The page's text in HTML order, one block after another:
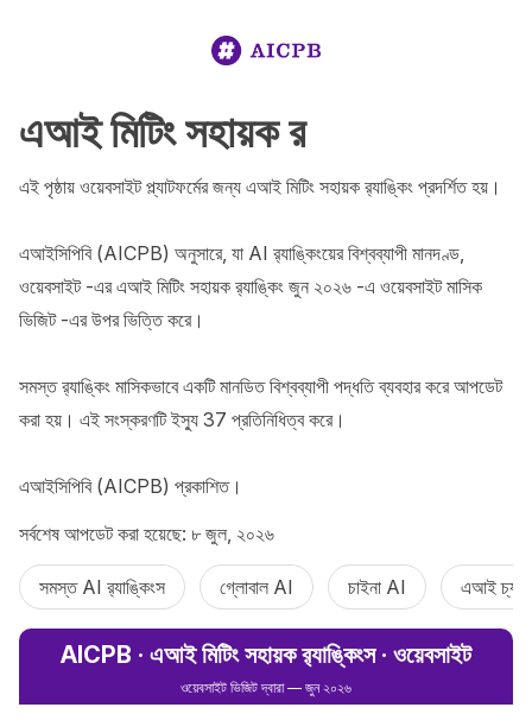
এআই মিটিং সহায়ক র‌‍‍‍‍‍‍‍‍‍‍‍‍‍‍‍‍‍‍‍‍‍‍‍‍‍‍‍‍‍‍‍‍‍‍‍‍‍‍‍‍‍‍‍‍‍‍‍‍‍‍‍‍‍‍‍‍‍‍‍‍‍‍‍‍‍‍‍‍‍‍‍‍‍‍‍‍‍‍‍‍‍‍‍‍‍‍‍‍‍‍‍‍‍‍‍‍‍‍‍‍‍‍‍‍‍‍‍‍‍‍‍‍‍‍‍‍‍‍‍‍‍‍‍‍‍‍‍‍‍‍‍‍‍‍‍‍‍‍‍‍‍‍‍‍‍‍‍‍‍‍‍‍‍‍‍‍‍‍‍‍‍‍‍‍‍‍‍‍‍‍‍‍‍‍‍‍‍‍‍‍‍‍‍‍‍‍‍‍‍‍‍‍‍‍‍‍‍‍‍‍‍‍‍‍‍‍‍‍‍‍‍‍‍‍‍‍‍‍‍‍‍‍‍‍‍‍‍‍‍‍‍‍‍‍‍‍‍‍‍‍‍‍‍‍‍‍‍‍‍‍‍‍‍‍‍‍‍‍‍‍‍‍‍‍‍‍‍‍‍‍‍‍‍‍‍‍‍‍‍‍‍‍‍‍‍‍‍‍‍‍‍‍‍‍‍‍‍‍‍‍‍‍‍‍‍‍‍‍‍‍‍‍‍‍‍‍‍‍‍‍‍‍‍‍‍‍‍‍‍‍‍‍‍‍‍‍‍‍‍‍‍‍‍‍‍‍‍‍‍‍‍‍‍‍‍‍‍‍‍‍‍‍‍‍‍‍‍‍‍‍‍‍‍‍‍‍‍‍‍‍‍‍‍‍‍‍‍‍‍‍‍‍‍‍‍‍‍‍‍‍‍‍‍‍‍‍‍‍‍‍‍‍‍‍‍‍‍‍‍‍‍‍‍‍‍‍‍‍‍‍‍‍‍‍‍‍‍‍‍‍‍‍‍‍‍‍‍‍‍‍‍‍‍‍‍‍‍‍‍‍‍‍‍‍‍‍‍‍‍‍‍‍‍‍‍‍‍‍‍‍‍‍‍‍‍‍‍‍‍‍‍‍‍‍‍‍‍‍‍‍‍‍‍‍‍‍‍‍‍‍‍‍‍‍‍‍‍‍‍‍‍‍‍‍‍‍‍‍‍‍‍‍‍‍‍‍‍‍‍‍‍‍‍‍‍‍‍‍‍‍‍‍‍‍‍‍‍‍‍‍‍‍‍‍‍‍‍‍‍‍‍‍‍‍‍‍‍‍‍‍‍‍‍‍‍‍‍‍‍‍‍‍‍‍‍‍‍‍‍‍‍‍‍‍‍‍‍‍‍‍‍‍‍‍‍‍‍‍‍‍‍‍‍‍‍‍‍‍‍‍‍‍‍‍‍‍‍‍‍‍‍‍‍‍‍‍‍‍‍‍‍‍‍‍‍‍‍‍‍‍‍‍‍‍‍‍‍‍‍‍‍‍‍‍‍‍‍‍‍‍‍‍‍‍‍‍‍‍‍‍‍‍‍‍‍‍‍‍‍‍‍‍‍‍‍‍‍‍‍‍‍‍‍‍‍‍‍‍‍‍‍‍‍‍‍‍‍‍‍‍‍‍‍‍‍‍‍‍‍‍‍‍‍‍‍‍‍‍‍‍‍‍‍‍‍‍‍‍‍‍‍‍‍‍‍‍‍‍‍‍‍‍‍‍‍‍‍‍‍‍‍‍‍‍‍‍‍‍‍‍‍‍‍‍‍‍‍‍‍‍‍‍‍‍‍‍‍‍‍‍‍‍‍‍‍‍‍‍‍‍‍‍‍‍‍‍‍‍‍‍‍‍‍‍‍‍‍‍‍‍‍‍‍‍‍‍‍‍‍‍‍‍‍‍‍‍‍‍‍‍‍‍‍‍‍‍‍‍‍‍‍‍‍‍‍‍‍‍‍‍‍‍‍‍‍‍‍‍‍‍‍‍‍‍‍‍‍‍‍‍‍‍‍‍‍‍‍‍‍‍‍‍‍‍‍‍‍‍‍‍‍‍‍‍‍‍‍‍‍‍‍‍‍‍‍‍‍‍‍‍‍‍‍‍‍‍‍‍‍‍‍‍‍‍‍‍‍‍‍‍‍‍‍‍‍‍‍‍‍‍‍‍‍‍‍‍‍‍‍‍‍‍‍‍‍‍‍‍‍‍‍‍‍‍‍‍‍‍‍‍‍‍‍‍‍‍‍‍‍‍‍‍‍‍‍‍‍‍‍‍‍‍‍‍‍‍‍‍‍‍‍‍‍‍‍‍‍‍‍‍‍‍‍‍‍‍‍‍‍‍‍‍‍‍‍‍‍‍‍‍‍‍‍‍‍‍‍‍‍‍‍‍‍‍‍‍‍‍‍‍‍‍‍‍‍‍‍‍‍‍‍‍‍‍‍‍‍‍‍‍‍‍‍‍‍‍‍‍‍‍‍‍‍‍‍‍‍‍‍‍‍‍‍‍‍‍‍‍‍‍‍‍‍‍‍‍‍‍‍‍‍‍‍‍‍‍‍‍‍‍‍‍‍‍‍‍‍‍‍‍‍‍‍‍‍‍‍‍‍‍‍‍‍‍‍‍‍‍‍‍‍‍‍‍‍‍‍‍‍‍‍‍‍‍‍‍‍‍‍‍‍‍‍‍‍‍‍‍‍‍‍‍‍‍‍‍‍‍‍‍‍‍‍‍‍‍‍‍‍‍‍‍‍‍‍‍‍‍‍‍‍‍‍‍‍‍‍‍‍‍‍‍‍‍‍‍‍‍‍‍‍‍‍‍‍‍‍‍‍‍‍‍‍‍‍‍‍‍‍‍‍‍‍‍‍‍‍‍‍‍‍‍‍‍‍‍‍‍‍‍‍‍‍‍‍‍‍‍‍‍‍‍‍‍‍‍‍‍‍‍‍‍‍‍‍‍‍‍‍‍‍‍‍‍‍‍‍‍‍‍‍‍‍‍‍‍‍‍‍‍‍‍‍‍‍‍‍‍‍‍‍‍‍‍‍‍‍‍‍‍‍‍‍‍‍‍‍‍‍‍‍‍‍‍‍‍‍‍‍‍‍‍‍‍‍‍‍‍‍‍‍‍‍‍‍‍‍‍‍‍‍‍‍‍‍‍‍‍‍‍‍‍‍‍‍‍‍‍‍‍‍‍‍‍‍‍‍‍‍‍‍‍‍‍‍‍‍‍‍‍‍‍‍‍‍‍‍‍‍‍‍‍‍‍‍‍‍‍‍‍‍‍‍‍‍‍‍‍‍‍‍‍‍‍‍‍‍‍‍‍‍‍‍‍‍‍‍‍‍‍‍‍‍‍‍‍‍‍‍‍‍‍‍‍‍‍‍‍‍‍‍‍‍‍‍‍‍‍‍‍‍‍‍‍‍‍‍‍‍‍‍‍‍‍‍‍‍‍‍‍‍‍‍‍‍‍‍‍‍‍‍‍‍‍‍‍‍‍‍‍‍‍‍‍‍‍‍‍‍‍‍‍‍‍‍‍‍‍‍‍‍‍‍‍‍‍‍‍‍‍‍‍‍‍‍‍‍‍‍‍‍‍‍‍‍‍‍‍‍‍‍‍‍‍‍‍‍‍‍‍‍‍‍‍‍‍‍‍‍‍‍‍‍‍‍‍‍‍‍‍‍‍‍‍‍‍‍‍‍‍‍‍‍‍‍‍‍‍‍‍‍‍‍‍‍‍‍‍‍‍‍‍‍‍‍‍‍‍‍‍‍‍‍‍‍‍‍‍‍‍‍‍‍‍‍‍‍‍‍‍‍‍‍‍‍‍‍‍‍‍‍‍‍‍‍‍‍‍‍‍‍‍‍‍‍‍‍‍‍‍‍‍‍‍‍‍‍‍‍‍‍‍‍‍‍‍‍‍‍‍‍‍‍‍‍‍‍‍‍‍‍‍‍‍‍‍‍‍‍‍‍‍‍‍‍‍‍‍‍‍‍‍‍‍‍‍‍‍‍‍‍‍‍‍‍‍‍‍‍‍‍‍‍‍‍‍‍‍‍‍‍‍‍‍‍‍‍‍‍‍‍‍‍‍‍‍‍‍‍‍‍‍‍‍‍‍‍‍‍‍‍‍‍‍‍‍‍‍‍‍‍‍‍‍‍‍‍‍‍‍‍‍‍‍‍‍‍‍‍‍‍‍‍‍‍‍‍‍‍‍‍‍‍‍‍‍‍‍‍‍‍‍‍‍‍‍‍‍‍‍‍‍‍‍‍‍‍‍‍‍‍‍‍‍‍‍‍‍‍‍‍‍‍‍‍‍‍‍‍‍‍‍‍‍‍‍‍‍‍‍‍‍‍‍‍‍‍‍‍‍‍‍‍‍‍‍‍‍‍‍‍‍‍‍‍‍‍‍‍‍‍‍‍‍‍‍‍‍‍‍‍‍‍‍‍
এই পৃষ্ঠায় ওয়েবসাইট প্ল্যাটফর্মের জন্য এআই মিটিং সহায়ক র‍্যাঙ্কিং প্রদর্শিত হয়।
এআইসিপিবি (AICPB) অনুসারে, যা AI র‍্যাঙ্কিংয়ের বিশ্বব্যাপী মানদণ্ড,
ওয়েবসাইট -এর এআই মিটিং সহায়ক র‍্যাঙ্কিং জুন ২০২৬ -এ ওয়েবসাইট মাসিক
ভিজিট -এর উপর ভিত্তি করে।
সমস্ত র‍্যাঙ্কিং মাসিকভাবে একটি মানডিত বিশ্বব্যাপী পদ্ধতি ব্যবহার করে আপডেট
করা হয়। এই সংস্করণটি ইস্যু 37 প্রতিনিধিত্ব করে।
এআইসিপিবি (AICPB) প্রকাশিত।
সর্বশেষ আপডেট করা হয়েছে: ৮ জুল, ২০২৬
সমস্ত AI র‍্যাঙ্কিংস গ্লোবাল AI চাইনা AI এআই
AICPB · এআই মিটিং সহায়ক র‌্যাঙ্কিংস · ওয়েবসাইট
ওয়েবসাইট ভিজিট দ্বারা — জুন ২০২৬